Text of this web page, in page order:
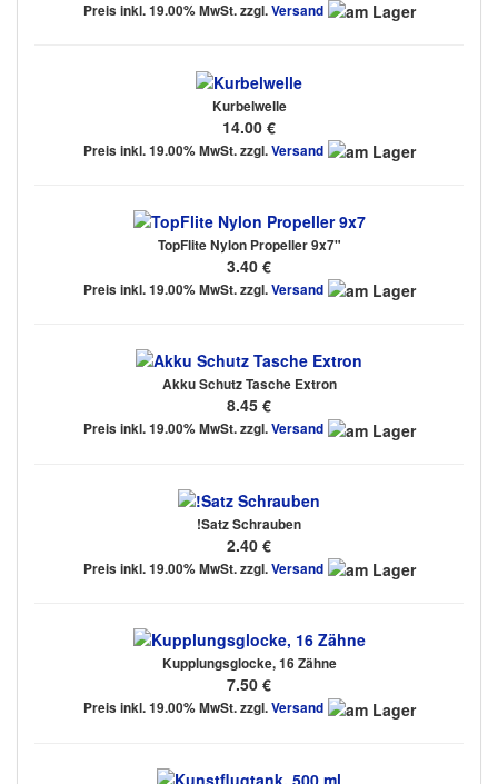
Preis inkl. 19.00% MwSt. zzgl.Versand
Kurbelwelle
14.00 €
Preis inkl. 19.00% MwSt. zzgl.Versand
TopFlite Nylon Propeller 9x7"
3.40 €
Preis inkl. 19.00% MwSt. zzgl.Versand
Akku Schutz Tasche Extron
8.45 €
Preis inkl. 19.00% MwSt. zzgl.Versand
!Satz Schrauben
2.40 €
Preis inkl. 19.00% MwSt. zzgl.Versand
Kupplungsglocke, 16 Zähne
7.50 €
Preis inkl. 19.00% MwSt. zzgl.Versand